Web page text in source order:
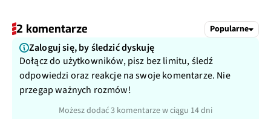
2 komentarze Popularne
Zaloguj się, by śledzić dyskuję
Dołącz do użytkowników, pisz bez limitu, śledź
odpowiedzi oraz reakcje na swoje komentarze. Nie
przegap ważnych rozmów!
Możesz dodać 3 komentarze w ciągu 14 dni